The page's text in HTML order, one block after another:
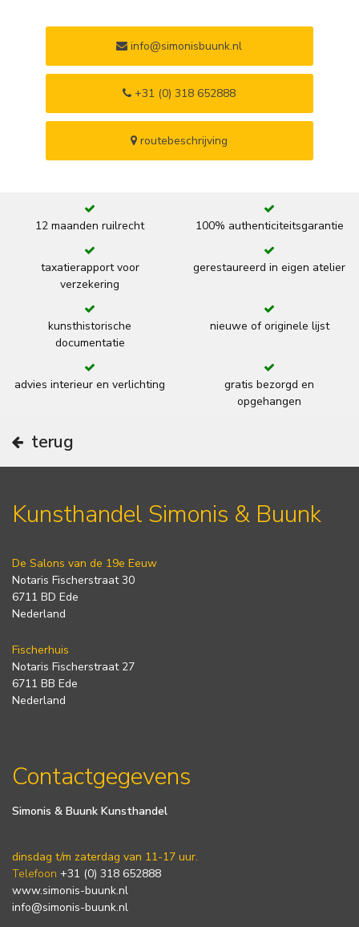
info@simonisbuunk.nl
+31 (0) 318 652888
routebeschrijving
12 maanden ruilrecht 100% authenticiteitsgarantie
taxatierapport voor
verzekering
gerestaureerd in eigen atelier
kunsthistorische
documentatie
nieuwe of originele lijst
advies interieur en verlichting
gratis bezorgd en
opgehangen
terug
Kunsthandel Simonis & Buunk
De Salons van de 19e Eeuw
Notaris Fischerstraat 30
6711 BD Ede
Nederland
Fischerhuis
Notaris Fischerstraat 27
6711 BB Ede
Nederland
Contactgegevens
Simonis & Buunk Kunsthandel
dinsdag t/m zaterdag van 11-17 uur.
Telefoon +31 (0) 318 652888
www.simonis-buunk.nl
info@simonis-buunk.nl